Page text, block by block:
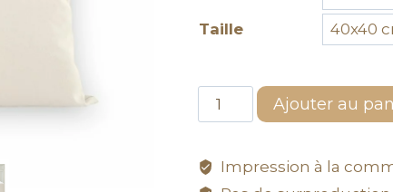
Taille
Ajouter au
Impression à la